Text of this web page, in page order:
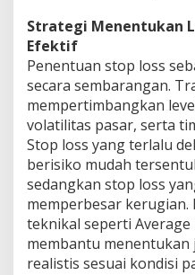
Strategi Menentukan
Efektif
Penentuan stop loss
secara sembarangan.
mempertimbangkan
volatilitas pasar, serta
Stop loss yang terlalu
berisiko mudah
sedangkan stop loss
memperbesar
teknikal seperti
membantu
realistis sesuai kondisi